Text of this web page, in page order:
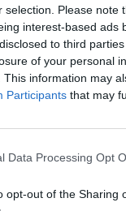
selection. Please note
interest-based ads
to third
of your personal
This information may
Participants that may
Data Processing Opt
opt-out of the Sharing
w
Zdrowia zaszły
resortu Jolancie
wiceministrów
To specjaliści w